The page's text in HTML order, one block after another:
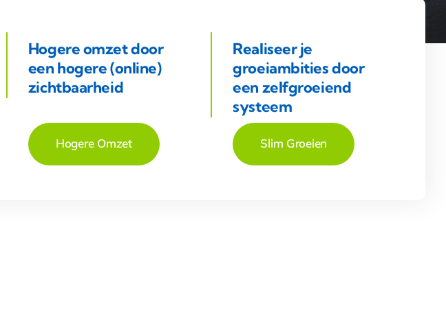
Hogere omzet door
een hogere (online)
zichtbaarheid
Realiseer je
groeiambities door
een zelfgroeiend
systeem
Hogere Omzet Slim Groeien